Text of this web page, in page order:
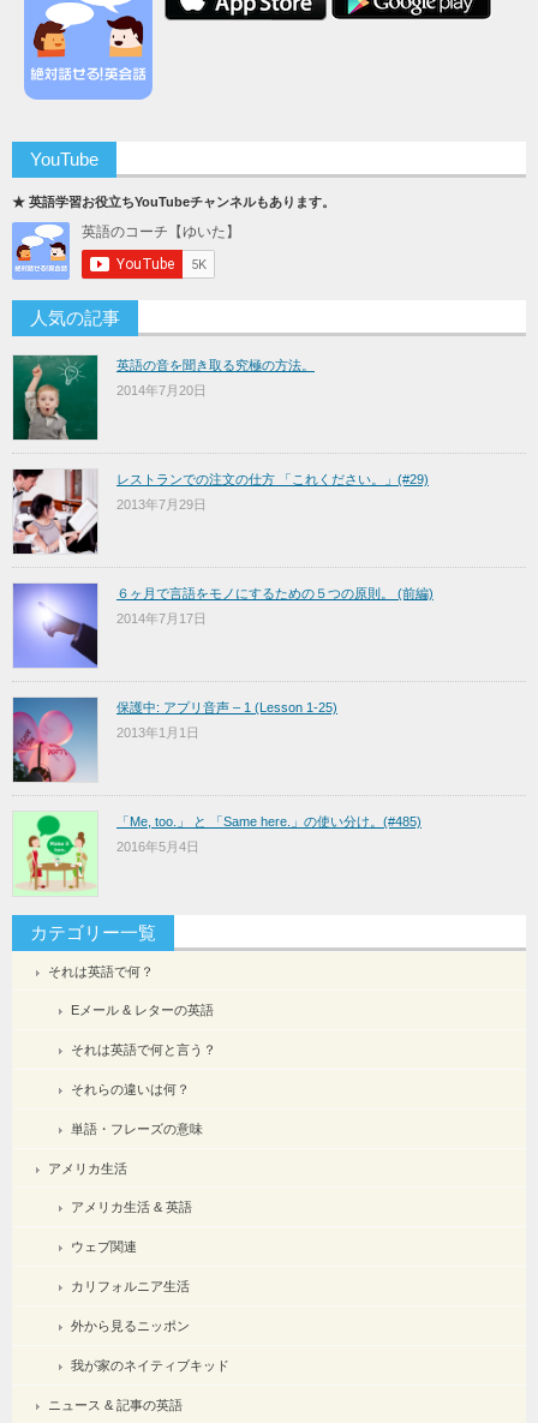
YouTube
★ 英語学習お役立ちYouTubeチャンネルもあります。
人気の記事
英語の音を聞き取る究極の方法。
2014年7月20日
レストランでの注文の仕方 「これください。」(#29)
2013年7月29日
６ヶ月で言語をモノにするための５つの原則。 (前編)
2014年7月17日
保護中: アプリ音声 – 1 (Lesson 1-25)
2013年1月1日
「Me, too.」 と 「Same here.」の使い分け。(#485)
2016年5月4日
カテゴリー一覧
それは英語で何？
Eメール & レターの英語
それは英語で何と言う？
それらの違いは何？
単語・フレーズの意味
アメリカ生活
アメリカ生活 & 英語
ウェブ関連
カリフォルニア生活
外から見るニッポン
我が家のネイティブキッド
ニュース & 記事の英語